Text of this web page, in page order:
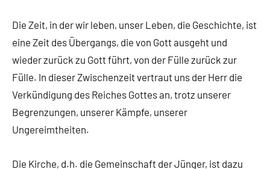
Die Zeit, in der wir leben, unser Leben, die Geschichte, ist
eine Zeit des Übergangs, die von Gott ausgeht und
wieder zurück zu Gott führt, von der Fülle zurück zur
Fülle. In dieser Zwischenzeit vertraut uns der Herr die
Verkündigung des Reiches Gottes an, trotz unserer
Begrenzungen, unserer Kämpfe, unserer
Ungereimtheiten.
Die Kirche, d.h. die Gemeinschaft der Jünger, ist dazu